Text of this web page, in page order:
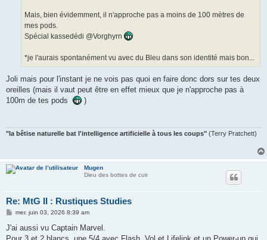
Mais, bien évidemment, il n'approche pas a moins de 100 mètres de
mes pods.
Spécial kassedédi @Vorghyrn
*je l'aurais spontanément vu avec du Bleu dans son identité mais bon...
Joli mais pour l'instant je ne vois pas quoi en faire donc dors sur tes deux
oreilles (mais il vaut peut être en effet mieux que je n'approche pas à
100m de tes pods
)
"la bêtise naturelle bat l'intelligence artificielle à tous les coups" (Terry Pratchett)
Mugen
Dieu des bottes de cuir
Re: MtG II : Rustiques Studies
M
s
mer. juin 03, 2026 8:39 am
J'ai aussi vu Captain Marvel.